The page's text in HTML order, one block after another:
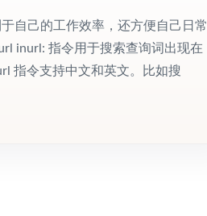
自己的工作效率，还方便自己日常
inurl: 指令用于搜索查询词出现在
指令支持中文和英文。比如搜